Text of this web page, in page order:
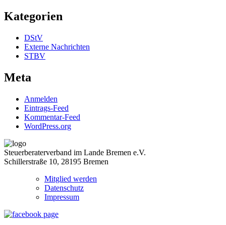
Kategorien
DStV
Externe Nachrichten
STBV
Meta
Anmelden
Eintrags-Feed
Kommentar-Feed
WordPress.org
Steuerberaterverband im Lande Bremen e.V.
Schillerstraße 10, 28195 Bremen
Mitglied werden
Datenschutz
Impressum